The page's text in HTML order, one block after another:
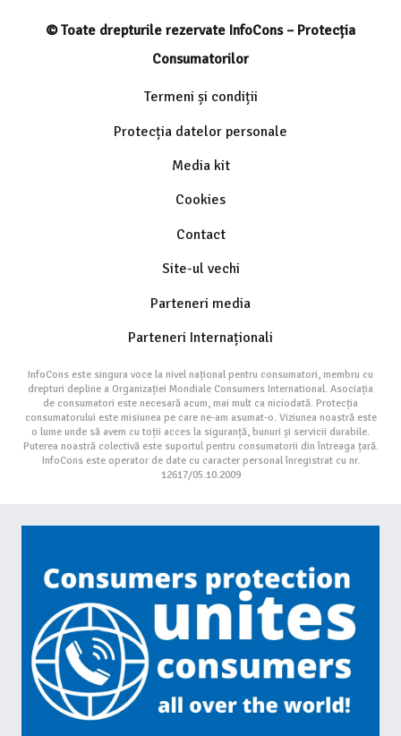
© Toate drepturile rezervate InfoCons – Protecția
Consumatorilor
Termeni și condiții
Protecția datelor personale
Media kit
Cookies
Contact
Site-ul vechi
Parteneri media
Parteneri Internaționali
InfoCons este singura voce la nivel național pentru consumatori, membru cu
drepturi depline a Organizației Mondiale Consumers International. Asociația
de consumatori este necesară acum, mai mult ca niciodată. Protecția
consumatorului este misiunea pe care ne-am asumat-o. Viziunea noastră este
o lume unde să avem cu toții acces la siguranță, bunuri și servicii durabile.
Puterea noastră colectivă este suportul pentru consumatorii din întreaga țară.
InfoCons este operator de date cu caracter personal înregistrat cu nr.
12617/05.10.2009